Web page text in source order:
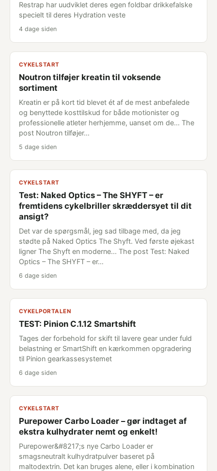
Restrap har uudviklet deres egen foldbar drikkefalske
specielt til deres Hydration veste
4 dage siden
CYKELSTART
Noutron tilføjer kreatin til voksende
sortiment
Kreatin er på kort tid blevet ét af de mest anbefalede
og benyttede kosttilskud for både motionister og
professionelle atleter herhjemme, uanset om de... The
post Noutron tilføjer…
5 dage siden
CYKELSTART
Test: Naked Optics – The SHYFT – er
fremtidens cykelbriller skræddersyet til dit
ansigt?
Det var de spørgsmål, jeg sad tilbage med, da jeg
stødte på Naked Optics The Shyft. Ved første øjekast
ligner The Shyft en moderne... The post Test: Naked
Optics – The SHYFT – er…
6 dage siden
CYKELPORTALEN
TEST: Pinion C.1.12 Smartshift
Tages der forbehold for skift til lavere gear under fuld
belastning er SmartShift en kærkommen opgradering
til Pinion gearkassesystemet
6 dage siden
CYKELSTART
Purepower Carbo Loader – gør indtaget af
ekstra kulhydrater nemt og enkelt!
Purepower&#8217;s nye Carbo Loader er
smagsneutralt kulhydratpulver baseret på
maltodextrin. Det kan bruges alene, eller i kombination